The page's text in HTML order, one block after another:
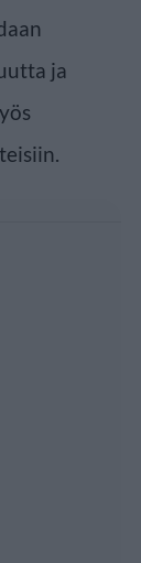
ja